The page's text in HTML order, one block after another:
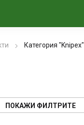
Категория "Knipex"
ПОКАЖИ ФИЛТРИТЕ